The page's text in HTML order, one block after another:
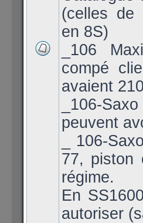
(celles de
en 8S)
_106
compé
avaient
_106-
peuvent
_ 106-
77, piston
régime.
En
autoriser